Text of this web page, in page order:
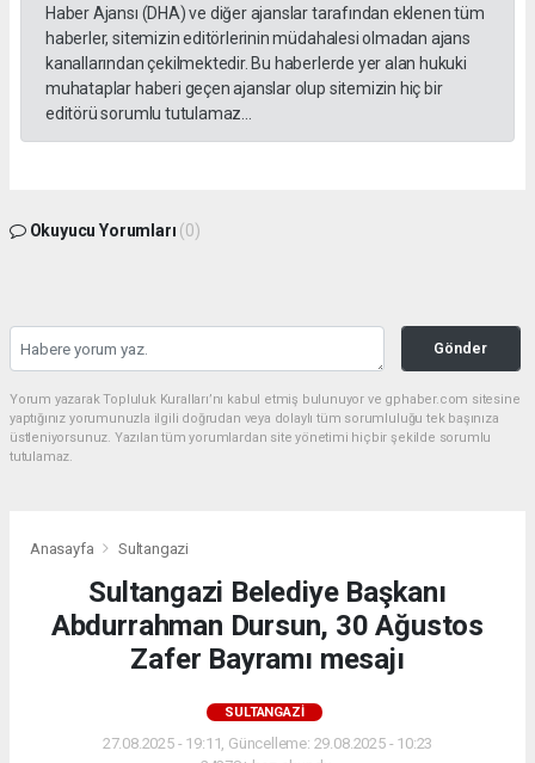
Haber Ajansı (DHA) ve diğer ajanslar tarafından eklenen tüm
haberler, sitemizin editörlerinin müdahalesi olmadan ajans
kanallarından çekilmektedir. Bu haberlerde yer alan hukuki
muhataplar haberi geçen ajanslar olup sitemizin hiç bir
editörü sorumlu tutulamaz...
Okuyucu Yorumları (0)
Gönder
Yorum yazarak Topluluk Kuralları’nı kabul etmiş bulunuyor ve gphaber.com sitesine
yaptığınız yorumunuzla ilgili doğrudan veya dolaylı tüm sorumluluğu tek başınıza
üstleniyorsunuz. Yazılan tüm yorumlardan site yönetimi hiçbir şekilde sorumlu
tutulamaz.
Anasayfa Sultangazi
Sultangazi Belediye Başkanı
Abdurrahman Dursun, 30 Ağustos
Zafer Bayramı mesajı
SULTANGAZI
27.08.2025 - 19:11, Güncelleme: 29.08.2025 - 10:23